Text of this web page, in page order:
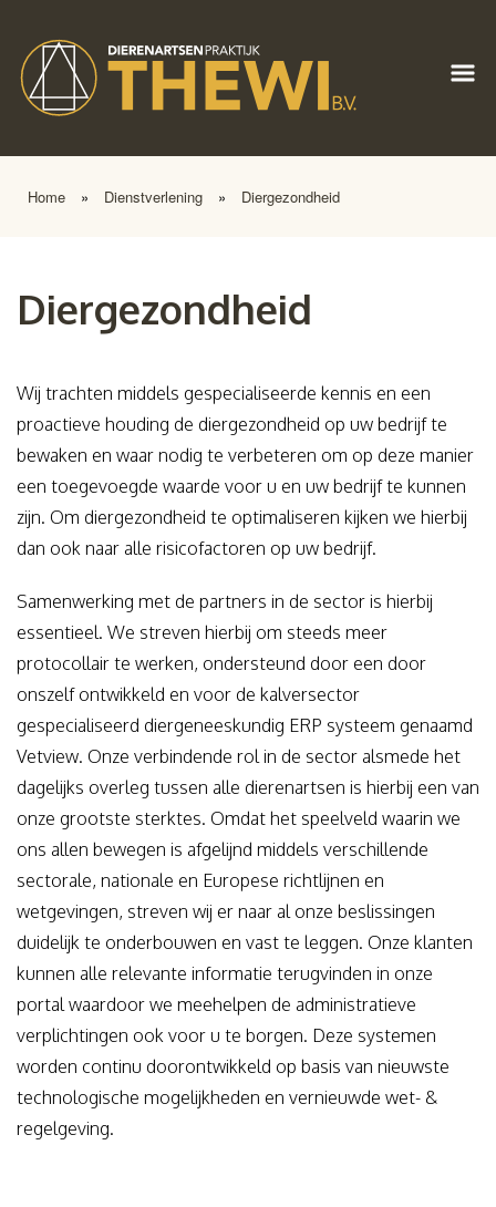
Home » Dienstverlening » Diergezondheid
Diergezondheid
Wij trachten middels gespecialiseerde kennis en een
proactieve houding de diergezondheid op uw bedrijf te
bewaken en waar nodig te verbeteren om op deze manier
een toegevoegde waarde voor u en uw bedrijf te kunnen
zijn. Om diergezondheid te optimaliseren kijken we hierbij
dan ook naar alle risicofactoren op uw bedrijf.
Samenwerking met de partners in de sector is hierbij
essentieel. We streven hierbij om steeds meer
protocollair te werken, ondersteund door een door
onszelf ontwikkeld en voor de kalversector
gespecialiseerd diergeneeskundig ERP systeem genaamd
Vetview. Onze verbindende rol in de sector alsmede het
dagelijks overleg tussen alle dierenartsen is hierbij een van
onze grootste sterktes. Omdat het speelveld waarin we
ons allen bewegen is afgelijnd middels verschillende
sectorale, nationale en Europese richtlijnen en
wetgevingen, streven wij er naar al onze beslissingen
duidelijk te onderbouwen en vast te leggen. Onze klanten
kunnen alle relevante informatie terugvinden in onze
portal waardoor we meehelpen de administratieve
verplichtingen ook voor u te borgen. Deze systemen
worden continu doorontwikkeld op basis van nieuwste
technologische mogelijkheden en vernieuwde wet- &
regelgeving.